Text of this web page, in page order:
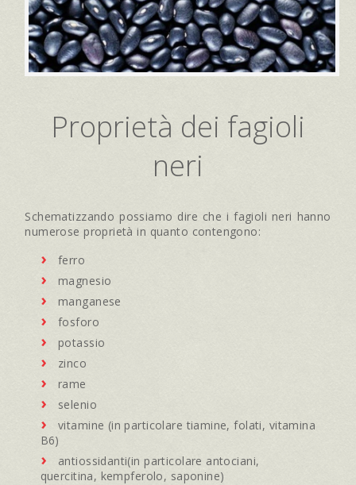
Proprietà dei fagioli
neri
Schematizzando possiamo dire che i fagioli neri hanno
numerose proprietà in quanto contengono:
ferro
magnesio
manganese
fosforo
potassio
zinco
rame
selenio
vitamine (in particolare tiamine, folati, vitamina
B6)
antiossidanti(in particolare antociani,
quercitina, kempferolo, saponine)